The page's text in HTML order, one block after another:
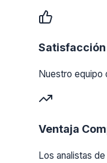
Nuestro
Ventaja
Los analistas